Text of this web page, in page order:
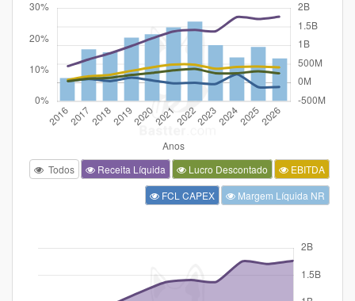
Todos Receita Líquida Lucro Descontado
EBITDA
FCL CAPEX
Margem Líquida NR